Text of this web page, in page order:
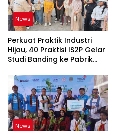
News
Perkuat Praktik Industri
Hijau, 40 Praktisi IS2P Gelar
Studi Banding ke Pabrik
News